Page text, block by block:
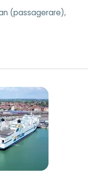
(passagerare),